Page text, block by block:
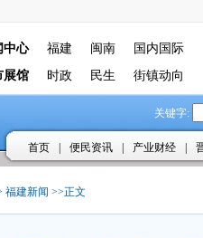
中心 福建 闽南
国内国际
展馆
时政 民生 街镇动向
关键字:
首页 便民资讯 产业财经
福建新闻 >>正文